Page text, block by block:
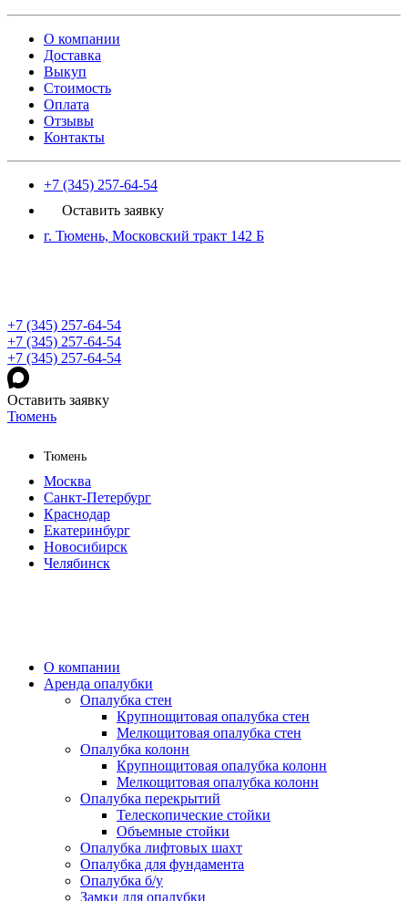
О компании
Доставка
Выкуп
Стоимость
Оплата
Отзывы
Контакты
+7 (345) 257-64-54
Оставить заявку
г. Тюмень, Московский тракт 142 Б
+7 (345) 257-64-54
+7 (345) 257-64-54
+7 (345) 257-64-54
Оставить заявку
Тюмень
Тюмень
Москва
Санкт-Петербург
Краснодар
Екатеринбург
Новосибирск
Челябинск
О компании
Аренда опалубки
Опалубка стен
Крупнощитовая опалубка стен
Мелкощитовая опалубка стен
Опалубка колонн
Крупнощитовая опалубка колонн
Мелкощитовая опалубка колонн
Опалубка перекрытий
Телескопические стойки
Объемные стойки
Опалубка лифтовых шахт
Опалубка для фундамента
Опалубка б/у
Замки для опалубки